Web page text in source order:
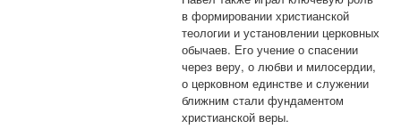
в формировании христианской
теологии и установлении церковных
обычаев. Его учение о спасении
через веру, о любви и милосердии,
о церковном единстве и служении
ближним стали фундаментом
христианской веры.